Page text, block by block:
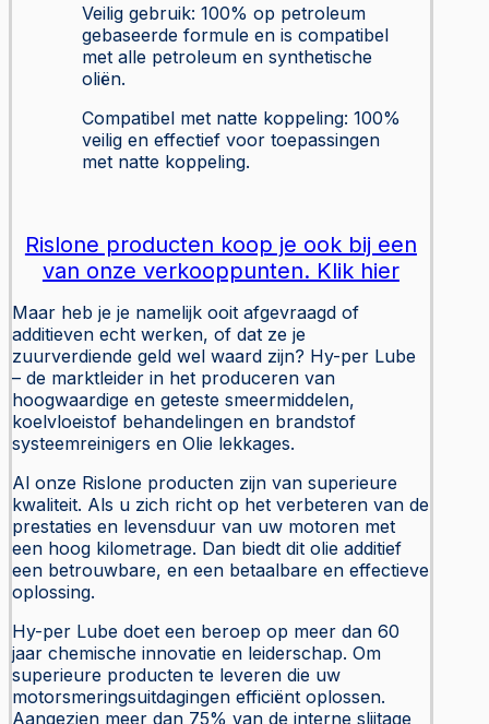
Veilig gebruik: 100% op petroleum
gebaseerde formule en is compatibel
met alle petroleum en synthetische
oliën.
Compatibel met natte koppeling: 100%
veilig en effectief voor toepassingen
met natte koppeling.
Rislone producten koop je ook bij een
van onze verkooppunten. Klik hier
Maar heb je je namelijk ooit afgevraagd of
additieven echt werken, of dat ze je
zuurverdiende geld wel waard zijn? Hy-per Lube
– de marktleider in het produceren van
hoogwaardige en geteste smeermiddelen,
koelvloeistof behandelingen en brandstof
systeemreinigers en Olie lekkages.
Al onze Rislone producten zijn van superieure
kwaliteit. Als u zich richt op het verbeteren van de
prestaties en levensduur van uw motoren met
een hoog kilometrage. Dan biedt dit olie additief
een betrouwbare, en een betaalbare en effectieve
oplossing.
Hy-per Lube doet een beroep op meer dan 60
jaar chemische innovatie en leiderschap. Om
superieure producten te leveren die uw
motorsmeringsuitdagingen efficiënt oplossen.
Aangezien meer dan 75% van de interne slijtage